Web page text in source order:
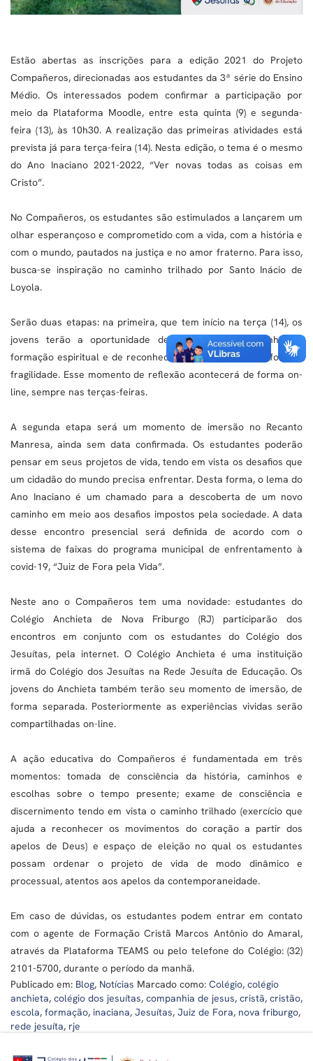
Estão abertas as inscrições para a edição 2021 do Projeto
Compañeros, direcionadas aos estudantes da 3ª série do Ensino
Médio. Os interessados podem confirmar a participação por
meio da Plataforma Moodle, entre esta quinta (9) e segunda-
feira (13), às 10h30. A realização das primeiras atividades está
prevista já para terça-feira (14). Nesta edição, o tema é o mesmo
do Ano Inaciano 2021-2022, “Ver novas todas as coisas em
Cristo”.
No Compañeros, os estudantes são estimulados a lançarem um
olhar esperançoso e comprometido com a vida, com a história e
com o mundo, pautados na justiça e no amor fraterno. Para isso,
busca-se inspiração no caminho trilhado por Santo Inácio de
Loyola.
Serão duas etapas: na primeira, que tem início na terça (14), os
jovens terão a oportunidade de retomarem o caminho de
formação espiritual e de reconhecerem seus pontos de força e
fragilidade. Esse momento de reflexão acontecerá de forma on-
line, sempre nas terças-feiras.
A segunda etapa será um momento de imersão no Recanto
Manresa, ainda sem data confirmada. Os estudantes poderão
pensar em seus projetos de vida, tendo em vista os desafios que
um cidadão do mundo precisa enfrentar. Desta forma, o lema do
Ano Inaciano é um chamado para a descoberta de um novo
caminho em meio aos desafios impostos pela sociedade. A data
desse encontro presencial será definida de acordo com o
sistema de faixas do programa municipal de enfrentamento à
covid-19, “Juiz de Fora pela Vida”.
Neste ano o Compañeros tem uma novidade: estudantes do
Colégio Anchieta de Nova Friburgo (RJ) participarão dos
encontros em conjunto com os estudantes do Colégio dos
Jesuítas, pela internet. O Colégio Anchieta é uma instituição
irmã do Colégio dos Jesuítas na Rede Jesuíta de Educação. Os
jovens do Anchieta também terão seu momento de imersão, de
forma separada. Posteriormente as experiências vividas serão
compartilhadas on-line.
A ação educativa do Compañeros é fundamentada em três
momentos: tomada de consciência da história, caminhos e
escolhas sobre o tempo presente; exame de consciência e
discernimento tendo em vista o caminho trilhado (exercício que
ajuda a reconhecer os movimentos do coração a partir dos
apelos de Deus) e espaço de eleição no qual os estudantes
possam ordenar o projeto de vida de modo dinâmico e
processual, atentos aos apelos da contemporaneidade.
Em caso de dúvidas, os estudantes podem entrar em contato
com o agente de Formação Cristã Marcos Antônio do Amaral,
através da Plataforma TEAMS ou pelo telefone do Colégio: (32)
2101-5700, durante o período da manhã.
Publicado em: Blog, Notícias Marcado como: Colégio, colégio
anchieta, colégio dos jesuítas, companhia de jesus, cristã, cristão,
escola, formação, inaciana, Jesuítas, Juiz de Fora, nova friburgo,
rede jesuíta, rje